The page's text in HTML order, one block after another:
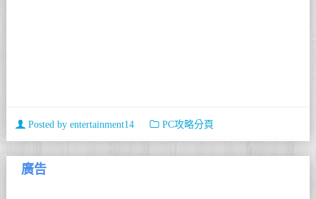
Posted by entertainment14 PC攻略分頁
廣告